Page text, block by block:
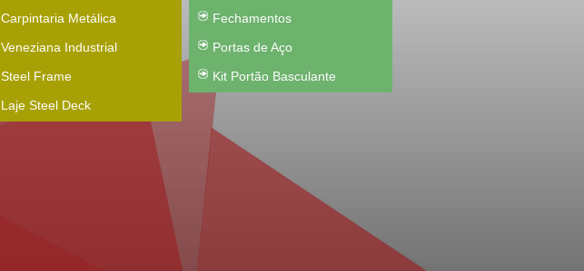
Carpintaria Metálica
Veneziana Industrial
Steel Frame
Laje Steel Deck
Fechamentos
Portas de Aço
Kit Portão Basculante